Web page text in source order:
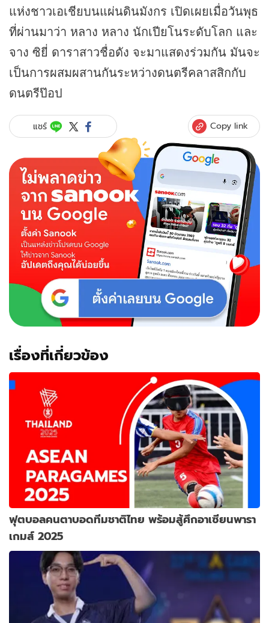
แห่งชาวเอเชียบนแผ่นดินมังกร เปิดเผยเมื่อวันพุธ
ที่ผ่านมาว่า หลาง หลาง นักเปียโนระดับโลก และ
จาง ซิยี่ ดาราสาวชื่อดัง จะมาแสดงร่วมกัน มันจะ
เป็นการผสมผสานกันระหว่างดนตรีคลาสสิกกับ
ดนตรีป๊อป
แชร์ Copy link
เรื่องที่เกี่ยวข้อง
ฟุตบอลคนตาบอดทีมชาติไทย พร้อมสู้ศึกอาเซียนพารา
เกมส์ 2025